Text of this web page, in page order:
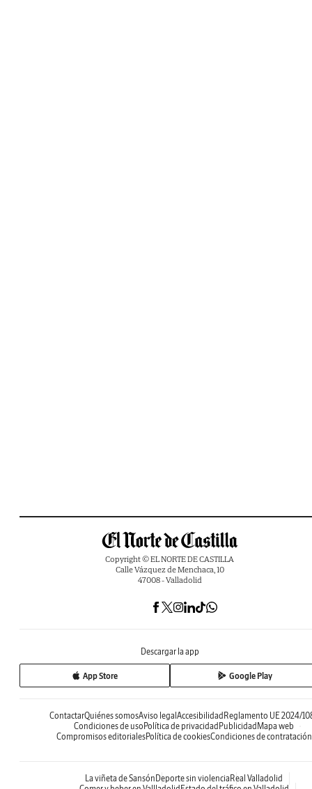
Copyright © EL NORTE DE CASTILLA
Calle Vázquez de Menchaca, 10
47008 - Valladolid
Descargar la app
App Store Google Play
ContactarQuiénes somosAviso legal Accesibilidad Reglamento UE 2024/
Condiciones de uso Política de privacidad Publicidad Mapa web
Compromisos editorialesPolítica de cookiesCondiciones de contratación
La viñeta de Sansón Deporte sin violencia Real Valladolid